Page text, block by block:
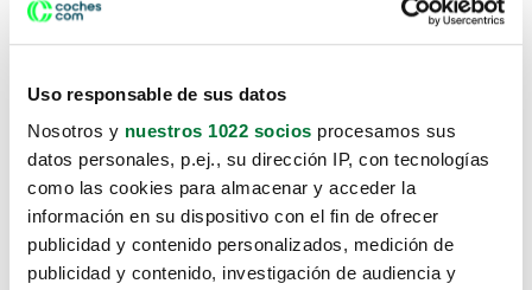
Uso responsable de sus datos
Nosotros y nuestros 1022 socios procesamos sus
datos personales, p.ej., su dirección IP, con tecnologías
como las cookies para almacenar y acceder la
información en su dispositivo con el fin de ofrecer
publicidad y contenido personalizados, medición de
publicidad y contenido, investigación de audiencia y
Lo sentimos, no sabemos como
te hemos traido hasta aquí.